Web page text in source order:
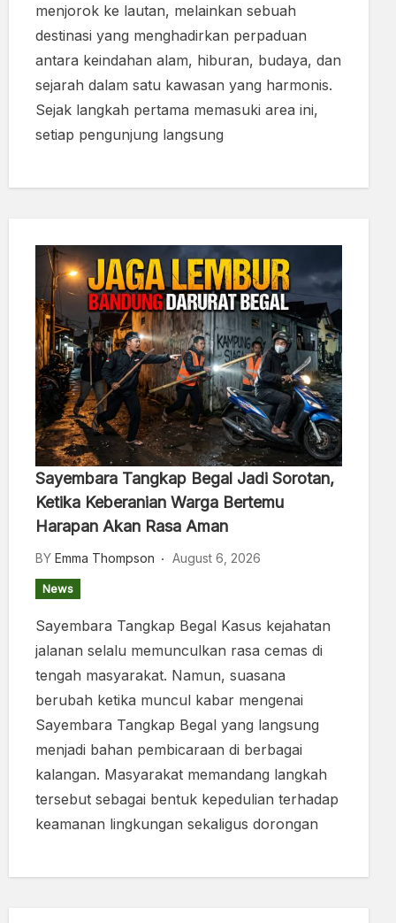
menjorok ke lautan, melainkan sebuah
destinasi yang menghadirkan perpaduan
antara keindahan alam, hiburan, budaya, dan
sejarah dalam satu kawasan yang harmonis.
Sejak langkah pertama memasuki area ini,
setiap pengunjung langsung
Sayembara Tangkap Begal Jadi Sorotan,
Ketika Keberanian Warga Bertemu
Harapan Akan Rasa Aman
BY Emma Thompson August 6, 2026
News
Sayembara Tangkap Begal Kasus kejahatan
jalanan selalu memunculkan rasa cemas di
tengah masyarakat. Namun, suasana
berubah ketika muncul kabar mengenai
Sayembara Tangkap Begal yang langsung
menjadi bahan pembicaraan di berbagai
kalangan. Masyarakat memandang langkah
tersebut sebagai bentuk kepedulian terhadap
keamanan lingkungan sekaligus dorongan